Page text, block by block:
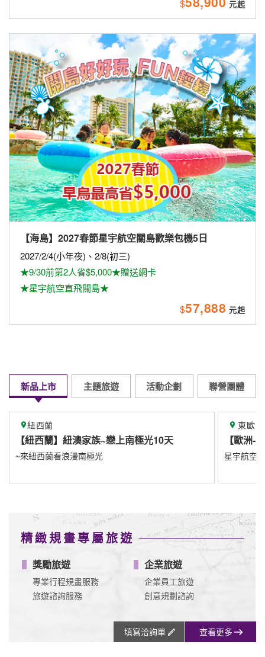
$
【海島】2027春節星宇航空關島歡樂包機5日
2027/2/4(小年夜)、2/8(初三)
★9/30前第2人省$5,000★贈送網卡
★星宇航空直飛關島★
$57,888
新品上市 主題旅遊 活動企劃 聯營團體
光10天 【歐洲-東歐】
星宇航空8/1直飛布拉格
精緻規畫專屬旅遊
獎勵旅遊
專業行程規畫服務
旅遊諮詢服務
企業旅遊
企業員工旅遊
創意規劃諮詢
填寫洽詢單 查看更多